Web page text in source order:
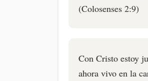
(Colosenses 2:9)
Con Cristo estoy
ahora vivo en la